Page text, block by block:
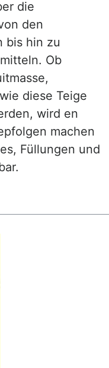
die
den
bis hin zu
Ob
diese Teige
wird en
machen
Füllungen und